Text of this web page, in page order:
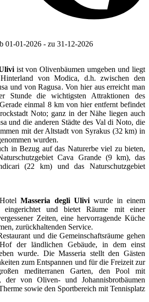
01-01-2026 - zu 31-12-2026
ist von Olivenbäumen umgeben und liegt
von Modica, d.h. zwischen den
und von Ragusa. Von hier aus erreicht man
Stunde die wichtigsten Attraktionen des
einmal 8 km von hier entfernt befindet
Noto; ganz in der Nähe liegen auch
und die anderen Städte des Val di Noto, die
mit der Altstadt von Syrakus (32 km) in
wurden.
in Bezug auf das Naturerbe viel zu bieten,
Cava Grande (9 km), das
(22 km) und das Naturschutzgebiet
HotelMasseria degli Uliviwurde in einem
eingerichtet und bietet Räume mit einer
Zeiten, eine hervorragende Küche
zurückhaltenden Service.
und die Gemeinschaftsräume gehen
der ländlichen Gebäude, in dem einst
wurde. Die Masseria stellt den Gästen
zum Entspannen und für die Freizeit zur
mediterranen Garten, den Pool mit
der von Oliven- und Johannisbrotbäumen
sowie den Sportbereich mit Tennisplatz